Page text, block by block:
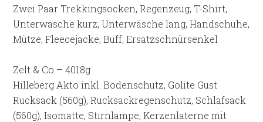
Zwei Paar Trekkingsocken, Regenzeug, T-Shirt,
Unterwäsche kurz, Unterwäsche lang, Handschuhe,
Mütze, Fleecejacke, Buff, Ersatzschnürsenkel
Zelt & Co – 4018g
Hilleberg Akto inkl. Bodenschutz, Golite Gust
Rucksack (560g), Rucksackregenschutz, Schlafsack
(560g), Isomatte, Stirnlampe, Kerzenlaterne mit